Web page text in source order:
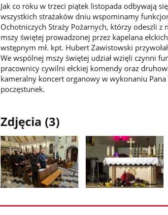
Jak co roku w trzeci piątek listopada odbywają
wszystkich strażaków dniu wspominamy
Ochotniczych Straży Pożarnych, którzy odeszli z
mszy świętej prowadzonej przez kapelana
wstępnym mł. kpt. Hubert Zawistowski
We wspólnej mszy świętej udział wzięli czynni
pracownicy cywilni ełckiej komendy oraz
kameralny koncert organowy w wykonaniu Pana
poczęstunek.
Zdjęcia (3)